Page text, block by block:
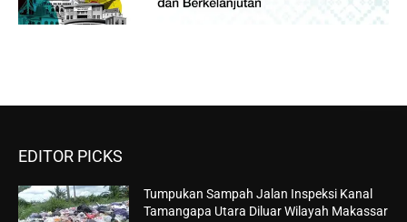
EDITOR PICKS
Tumpukan Sampah Jalan Inspeksi Kanal
Tamangapa Utara Diluar Wilayah Makassar